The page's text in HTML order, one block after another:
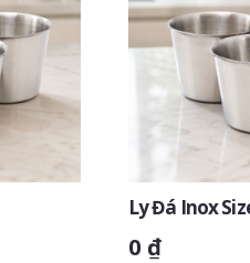
Ly Đá Inox
0 ₫